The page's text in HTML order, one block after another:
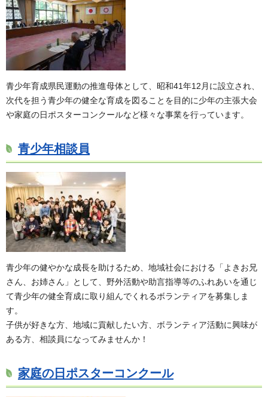
青少年育成県民運動の推進母体として、昭和41年12月に設立され、
次代を担う青少年の健全な育成を図ることを目的に少年の主張大会
や家庭の日ポスターコンクールなど様々な事業を行っています。
青少年相談員
青少年の健やかな成長を助けるため、地域社会における「よきお兄
さん、お姉さん」として、野外活動や助言指導等のふれあいを通じ
て青少年の健全育成に取り組んでくれるボランティアを募集しま
す。
子供が好きな方、地域に貢献したい方、ボランティア活動に興味が
ある方、相談員になってみませんか！
家庭の日ポスターコンクール